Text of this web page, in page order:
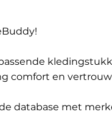
comfort en
database met